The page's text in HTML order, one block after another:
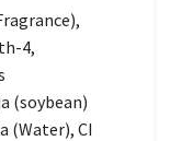
4,
(soybean)
(Water), CI